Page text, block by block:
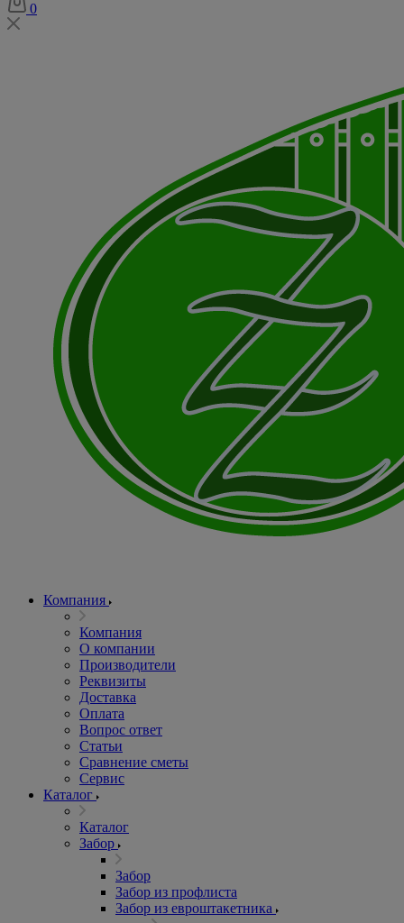
0
Компания
Компания
О компании
Производители
Реквизиты
Доставка
Оплата
Вопрос ответ
Статьи
Сравнение сметы
Сервис
Каталог
Каталог
Забор
Забор
Забор из профлиста
Забор из евроштакетника